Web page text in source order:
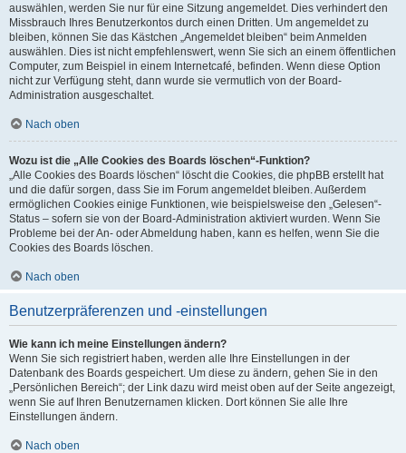
auswählen, werden Sie nur für eine Sitzung angemeldet. Dies verhindert den
Missbrauch Ihres Benutzerkontos durch einen Dritten. Um angemeldet zu
bleiben, können Sie das Kästchen „Angemeldet bleiben“ beim Anmelden
auswählen. Dies ist nicht empfehlenswert, wenn Sie sich an einem öffentlichen
Computer, zum Beispiel in einem Internetcafé, befinden. Wenn diese Option
nicht zur Verfügung steht, dann wurde sie vermutlich von der Board-
Administration ausgeschaltet.
Nach oben
Wozu ist die „Alle Cookies des Boards löschen“-Funktion?
„Alle Cookies des Boards löschen“ löscht die Cookies, die phpBB erstellt hat
und die dafür sorgen, dass Sie im Forum angemeldet bleiben. Außerdem
ermöglichen Cookies einige Funktionen, wie beispielsweise den „Gelesen“-
Status – sofern sie von der Board-Administration aktiviert wurden. Wenn Sie
Probleme bei der An- oder Abmeldung haben, kann es helfen, wenn Sie die
Cookies des Boards löschen.
Nach oben
Benutzerpräferenzen und -einstellungen
Wie kann ich meine Einstellungen ändern?
Wenn Sie sich registriert haben, werden alle Ihre Einstellungen in der
Datenbank des Boards gespeichert. Um diese zu ändern, gehen Sie in den
„Persönlichen Bereich“; der Link dazu wird meist oben auf der Seite angezeigt,
wenn Sie auf Ihren Benutzernamen klicken. Dort können Sie alle Ihre
Einstellungen ändern.
Nach oben